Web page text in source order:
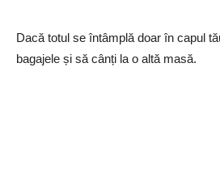
Dacă totul se întâmplă doar în capul
bagajele și să cânți la o altă masă.